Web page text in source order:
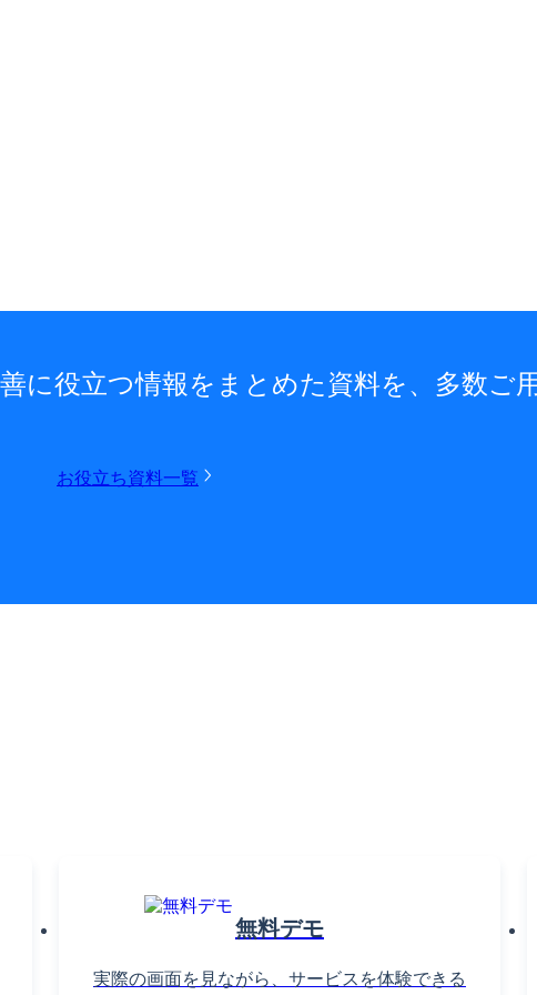
に役立つ情報をまとめた資料を、多数ご
お役立ち資料一覧
無料デモ
実際の画面を見ながら、サービスを体験できる